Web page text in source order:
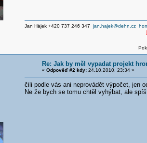
Jan Hájek +420 737 246 347 jan.hajek@dehn.cz
Re: Jak by měl vypadat projekt
« Odpověď #2 kdy:24.10.2010, 23:34 »
čili podle vás ani neprovádět výpočet, jen
Ne že bych se tomu chtěl vyhýbat, ale